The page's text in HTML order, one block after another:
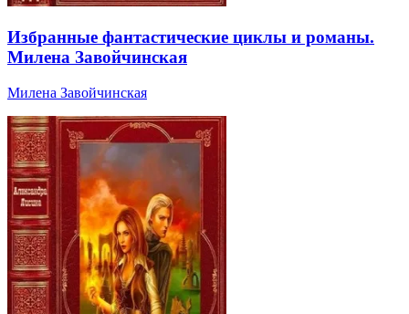
Избранные фантастические циклы и романы.
Милена Завойчинская
Милена Завойчинская